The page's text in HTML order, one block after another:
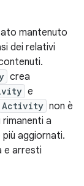
mantenuto
dei relativi
crea
e
Activity non è
a
aggiornati.
e arresti